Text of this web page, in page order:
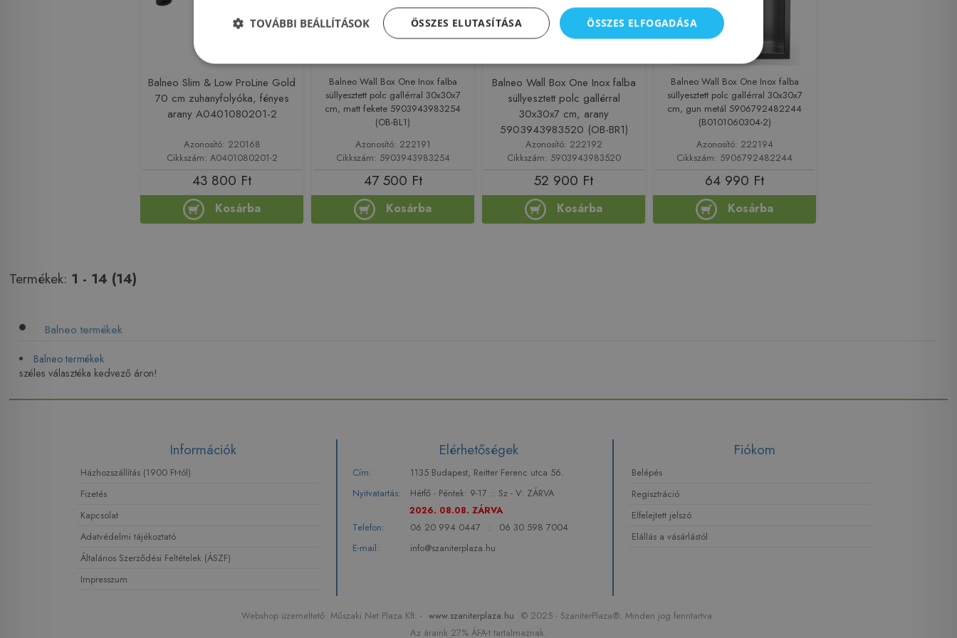
Balneo Slim & Low ProLine Gold
70 cm zuhanyfolyóka, fényes
arany A0401080201-2
Azonosító: 220168
Cikkszám: A0401080201-2
43 800 Ft
Kosárba
Balneo Wall Box One Inox falba
süllyesztett polc gallérral 30x30x7
cm, matt fekete 5903943983254
(OB-BL1)
Azonosító: 222191
Cikkszám: 5903943983254
47 500 Ft
Kosárba
Balneo Wall Box One Inox falba
süllyesztett polc gallérral
30x30x7 cm, arany
5903943983520 (OB-BR1)
Azonosító: 222192
Cikkszám: 5903943983520
52 900 Ft
Kosárba
Balneo Wall Box One Inox falba
süllyesztett polc gallérral 30x30x7
cm, gun metál 5906792482244
(B0101060304-2)
Azonosító: 222194
Cikkszám: 5906792482244
64 990 Ft
Kosárba
Termékek: 1 - 14 (14)
Balneo termékek
Balneo termékek
széles választéka kedvező áron!
Információk
Házhozszállítás (1900 Ft-tól)
Fizetés
Kapcsolat
Adatvédelmi tájékoztató
Általános Szerződési Feltételek (ÁSZF)
Impresszum
Elérhetőségek
Cím:
1135 Budapest, Reitter Ferenc utca 56.
Nyitvatartás:
Hétfő - Péntek: 9-17 :: Sz - V: ZÁRVA
2026. 08.08. ZÁRVA
Telefon:
06 20 994 0447 ::
06 30 598 7004
E-mail:
info@szaniterplaza.hu
Fiókom
Belépés
Regisztráció
Elfelejtett jelszó
Elállás a vásárlástól
Webshop üzemeltető: Műszaki Net Plaza Kft. - www.szaniterplaza.hu © 2025 - SzaniterPlaza®. Minden jog fenntartva.
Az áraink 27% ÁFA-t tartalmaznak.
ÖSSZES ELFOGADÁSA
ÖSSZES ELUTASÍTÁSA
TOVÁBBI BEÁLLÍTÁSOK